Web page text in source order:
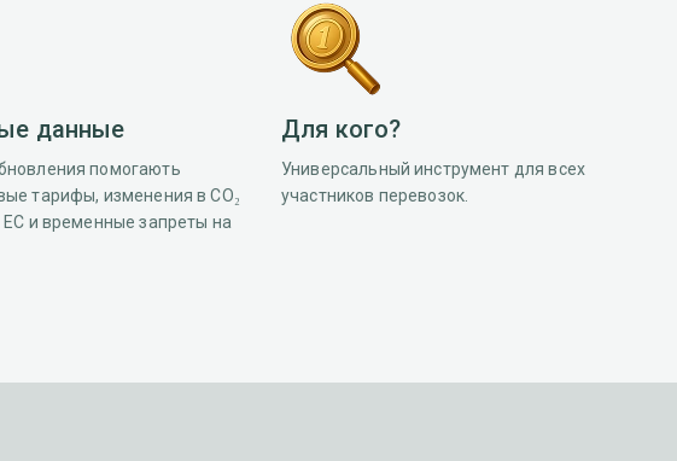
данные
помогають
тарифы, изменения в CO₂
ЕС и временные запреты на
Для кого?
Универсальный инструмент для всех
участников перевозок.